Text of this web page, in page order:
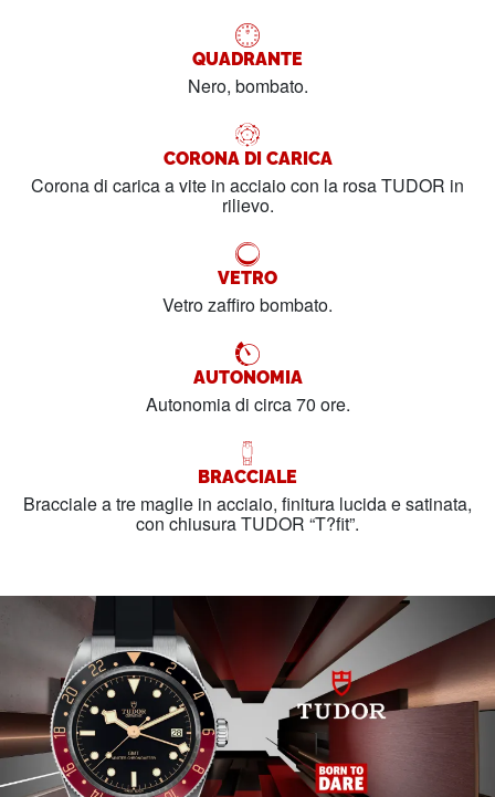
QUADRANTE
Nero, bombato.
CORONA DI CARICA
Corona di carica a vite in acciaio con la rosa TUDOR in
rilievo.
VETRO
Vetro zaffiro bombato.
AUTONOMIA
Autonomia di circa 70 ore.
BRACCIALE
Bracciale a tre maglie in acciaio, finitura lucida e satinata,
con chiusura TUDOR “T?fit”.